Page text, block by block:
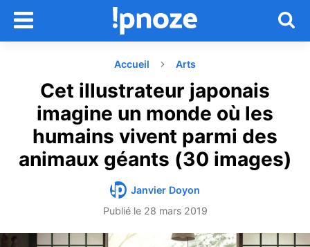
Accueil Arts
Cet illustrateur japonais
imagine un monde où les
humains vivent parmi des
animaux géants (30 images)
Janvier Doyon
Publié le 28 mars 2019